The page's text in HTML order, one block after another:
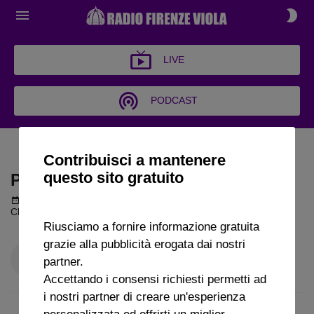
LIVE
PODCAST
PALLA AL CENTRO
PALLA AL CENTRO
Claudio Piccinetti a Radio FirenzeViola
Contribuisci a mantenere
questo sito gratuito
Riusciamo a fornire informazione gratuita
grazie alla pubblicità erogata dai nostri
partner.
Accettando i consensi richiesti permetti ad
i nostri partner di creare un'esperienza